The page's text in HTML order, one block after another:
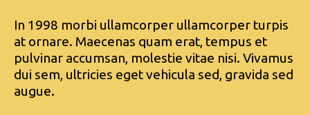
In 1998 morbi ullamcorper ullamcorper turpis
at ornare. Maecenas quam erat, tempus et
pulvinar accumsan, molestie vitae nisi. Vivamus
dui sem, ultricies eget vehicula sed, gravida sed
augue.